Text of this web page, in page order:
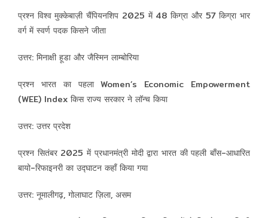
प्रश्न विश्व मुक्केबाज़ी चैंपियनशिप 2025 में 48 किग्रा और 57 किग्रा भार
वर्ग में स्वर्ण पदक किसने जीता
उत्तर: मिनाक्षी हूडा और जैस्मिन लाम्बोरिया
प्रश्न भारत का पहला Women’s Economic Empowerment
(WEE) Index किस राज्य सरकार ने लॉन्च किया
उत्तर: उत्तर प्रदेश
प्रश्न सितंबर 2025 में प्रधानमंत्री मोदी द्वारा भारत की पहली बाँस-आधारित
बायो-रिफाइनरी का उद्घाटन कहाँ किया गया
उत्तर: नूमालीगढ़, गोलाघाट ज़िला, असम